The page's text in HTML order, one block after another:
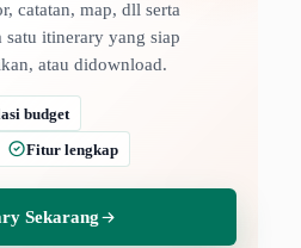
catatan, map, dll serta
satu itinerary yang siap
atau didownload.
budget
Fitur lengkap
Sekarang